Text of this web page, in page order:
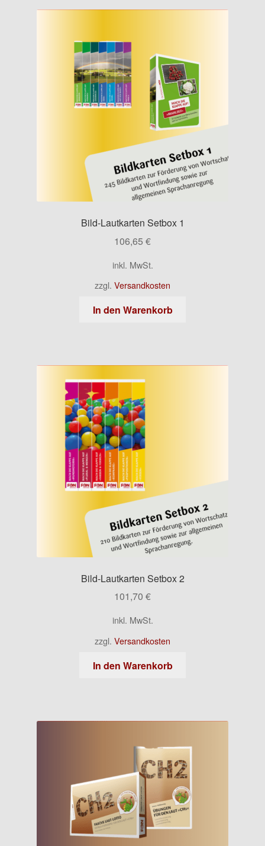
Kontakt
Bild-Lautkarten Setbox 1
106,65 €
inkl. MwSt.
zzgl. Versandkosten
In den Warenkorb
Bild-Lautkarten Setbox 2
101,70 €
inkl. MwSt.
zzgl. Versandkosten
In den Warenkorb